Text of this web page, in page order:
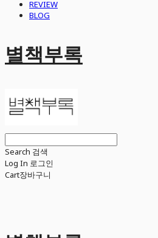
REVIEW
BLOG
별책부록
Search 검색
Log In 로그인
Cart장바구니